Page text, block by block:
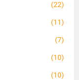
(22)
(11)
(7)
(10)
(10)